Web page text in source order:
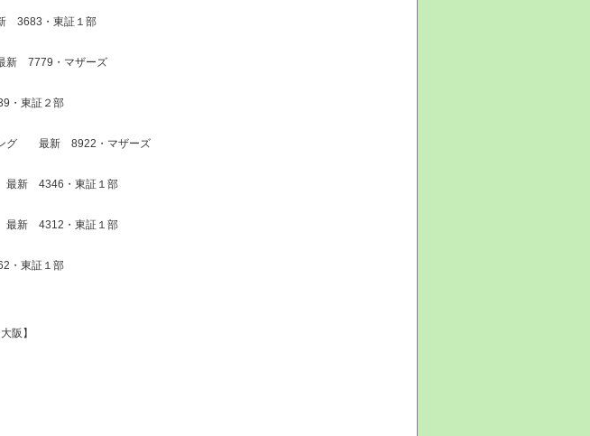
3683・東証１部
新 7779・マザーズ
東証２部
ング 最新 8922・マザーズ
最新 4346・東証１部
最新 4312・東証１部
東証１部
阪】